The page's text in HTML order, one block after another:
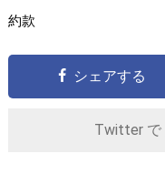
約款
シェアする
Twitter で